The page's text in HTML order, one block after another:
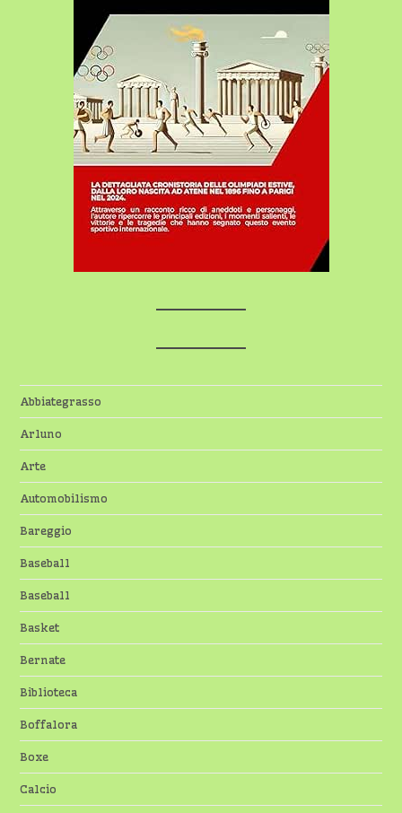
Abbiategrasso
Arluno
Arte
Automobilismo
Bareggio
Baseball
Baseball
Basket
Bernate
Biblioteca
Boffalora
Boxe
Calcio